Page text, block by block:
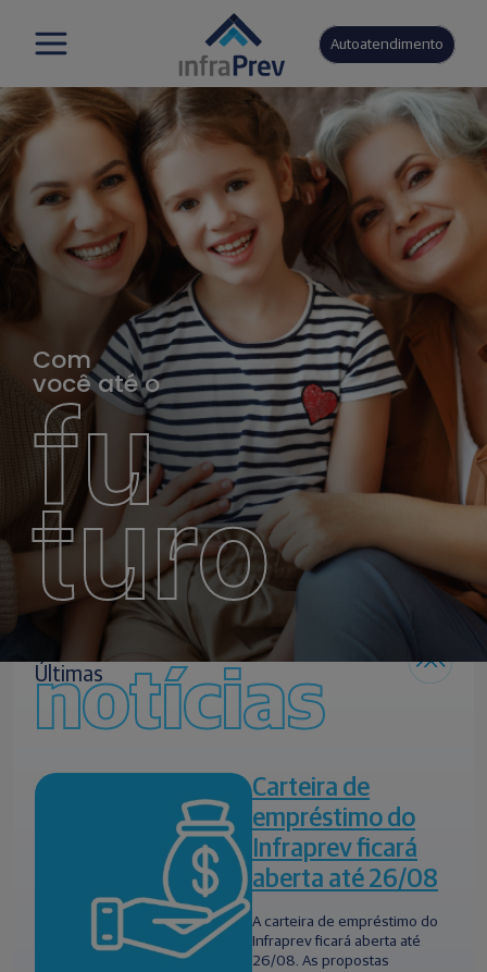
Autoatendimento
Com
você até o
fu
turo
Últimas
notícias
Carteira de
empréstimo do
Infraprev ficará
aberta até 26/08
A carteira de empréstimo do
Infraprev ficará aberta até
26/08. As propostas